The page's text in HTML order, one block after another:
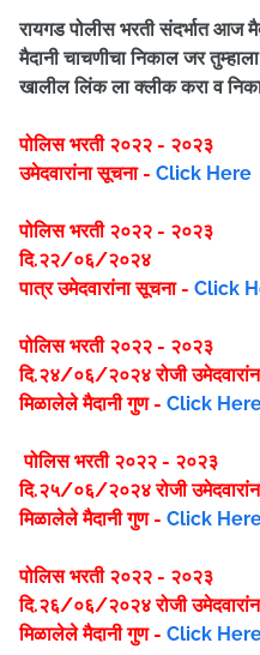
रायगडपोलीस भरती संदर्भात आज
मैदानी चाचणीचा निकाल जर
खालील लिंक ला क्लीक करा व
पोलिस भरती २०२२ - २०२३
उमेदवारांना सूचना - Click Here
पोलिस भरती २०२२ - २०२३
दि.२२/०६/२०२४
पात्र उमेदवारांना सूचना - Click
पोलिस भरती २०२२ - २०२३
दि.२४/०६/२०२४ रोजी
मिळालेले मैदानी गुण - Click
पोलिस भरती २०२२ - २०२३
दि.२५/०६/२०२४ रोजी
मिळालेले मैदानी गुण - Click
पोलिस भरती २०२२ - २०२३
दि.२६/०६/२०२४ रोजी
मिळालेले मैदानी गुण - Click